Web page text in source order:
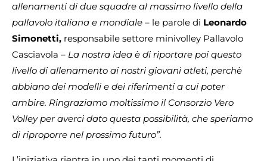
allenamenti di due squadre al massimo livello della
pallavolo italiana e mondiale – le parole di Leonardo
Simonetti, responsabile settore minivolley Pallavolo
Casciavola – La nostra idea è di riportare poi questo
livello di allenamento ai nostri giovani atleti, perchè
abbiano dei modelli e dei riferimenti a cui poter
ambire. Ringraziamo moltissimo il Consorzio Vero
Volley per averci dato questa possibilità, che speriamo
di riproporre nel prossimo futuro”.